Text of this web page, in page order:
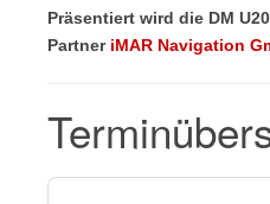
Präsentiert wird die DM
Partner iMAR Navigation